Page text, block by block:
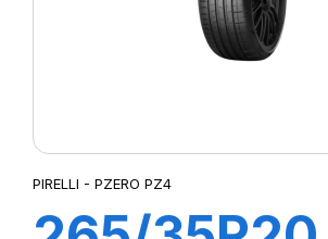
PIRELLI - PZERO PZ4